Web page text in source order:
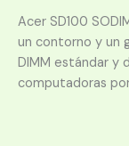
Acer SD100
un contorno y un
DIMM estándar y
computadoras